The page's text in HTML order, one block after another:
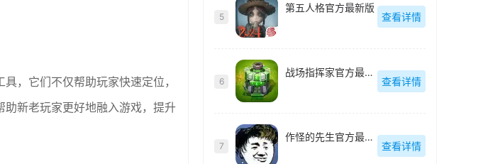
，它们不仅帮助玩家快速定位，
新老玩家更好地融入游戏，提升
5
第五人格官方最新版
查看详情
6
战场指挥家官方最新版
查看详情
7
作怪的先生官方最新版
查看详情